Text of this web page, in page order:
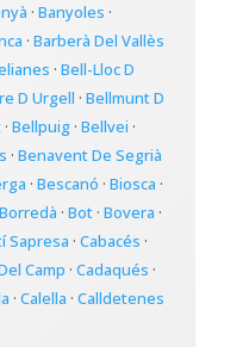
· Banyoles ·
· Barberà Del Vallès
· Bell-Lloc D
D Urgell · Bellmunt D
· Bellpuig· Bellvei ·
· Benavent De Segrià
· Bescanó · Biosca ·
Borredà · Bot· Bovera ·
Sapresa · Cabacés ·
Camp · Cadaqués ·
· Calella · Calldetenes